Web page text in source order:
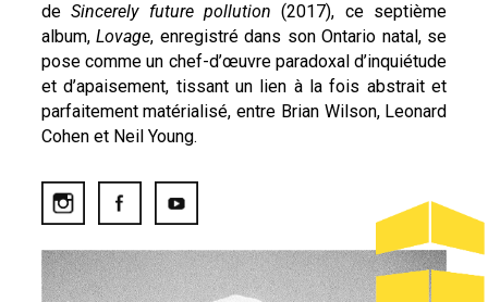
deSincerely future pollution (2017), ce septième
album,Lovage, enregistré dans son Ontario natal, se
pose comme un chef-d’œuvre paradoxal d’inquiétude
et d’apaisement, tissant un lien à la fois abstrait et
parfaitement matérialisé, entre Brian Wilson, Leonard
Cohen et Neil Young.